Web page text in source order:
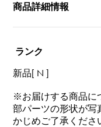
商品詳細情報
ランク
新品[ N ]
※お届けする商品に
部パーツの形状が写
かじめご了承くださ